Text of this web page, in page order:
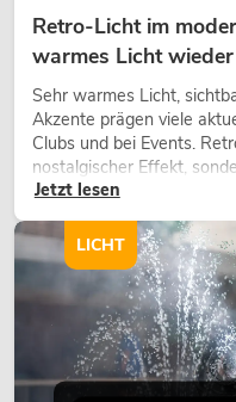
Retro-Licht im
warmes Licht
Sehr warmes Licht,
Akzente prägen viele
Clubs und bei Events.
nostalgischer Effekt,
Gestaltungsmittel: Es
wirken lassen.
Jetzt lesen
LICHT